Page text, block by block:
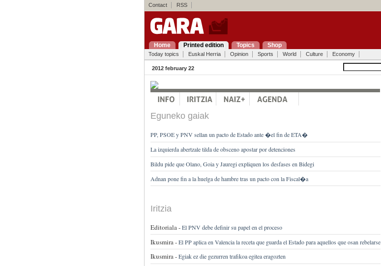
Contact RSS
Home Printed edition Topics Shop
Today topics Euskal Herria Opinion Sports World Culture Economy
2012 february 22
Eguneko gaiak
PP, PSOE y PNV sellan un pacto de Estado ante �el fin de ETA�
La izquierda abertzale tilda de obsceno apostar por detenciones
Bildu pide que Olano, Goia y Jauregi expliquen los desfases en Bidegi
Adnan pone fin a la huelga de hambre tras un pacto con la Fiscal�a
Iritzia
Editoriala -El PNV debe definir su papel en el proceso
Ikusmira -El PP aplica en Valencia la receta que guarda el Estado para aquellos que osan rebelarse
Ikusmira -Egiak ez die gezurren trafikoa egitea eragozten